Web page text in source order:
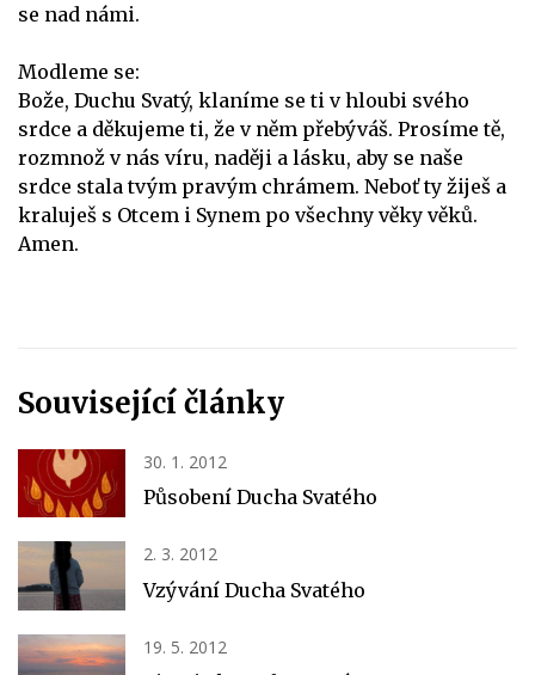
se nad námi.
Modleme se:
Bože, Duchu Svatý, klaníme se ti v hloubi svého
srdce a děkujeme ti, že v něm přebýváš. Prosíme tě,
rozmnož v nás víru, naději a lásku, aby se naše
srdce stala tvým pravým chrámem. Neboť ty žiješ a
kraluješ s Otcem i Synem po všechny věky věků.
Amen.
Související články
30. 1. 2012
Působení Ducha Svatého
2. 3. 2012
Vzývání Ducha Svatého
19. 5. 2012